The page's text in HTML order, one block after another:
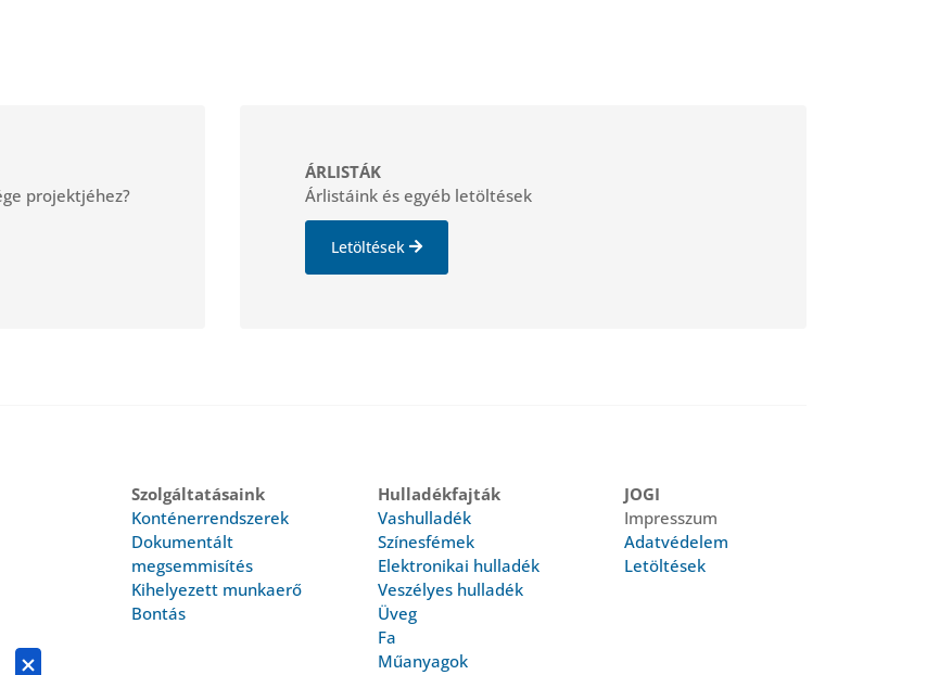
projektjéhez?
ÁRLISTÁK
Árlistáink és egyéb letöltések
Letöltések
Szolgáltatásaink
Konténerrendszerek
Dokumentált
megsemmisítés
Kihelyezett munkaerő
Bontás
Hulladékfajták
Vashulladék
Színesfémek
Elektronikai hulladék
Veszélyes hulladék
Üveg
Fa
Műanyagok
JOGI
Impresszum
Adatvédelem
Letöltések